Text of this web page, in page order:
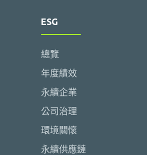
ESG
總覽
年度績效
永續企業
公司治理
環境關懷
永續供應鏈